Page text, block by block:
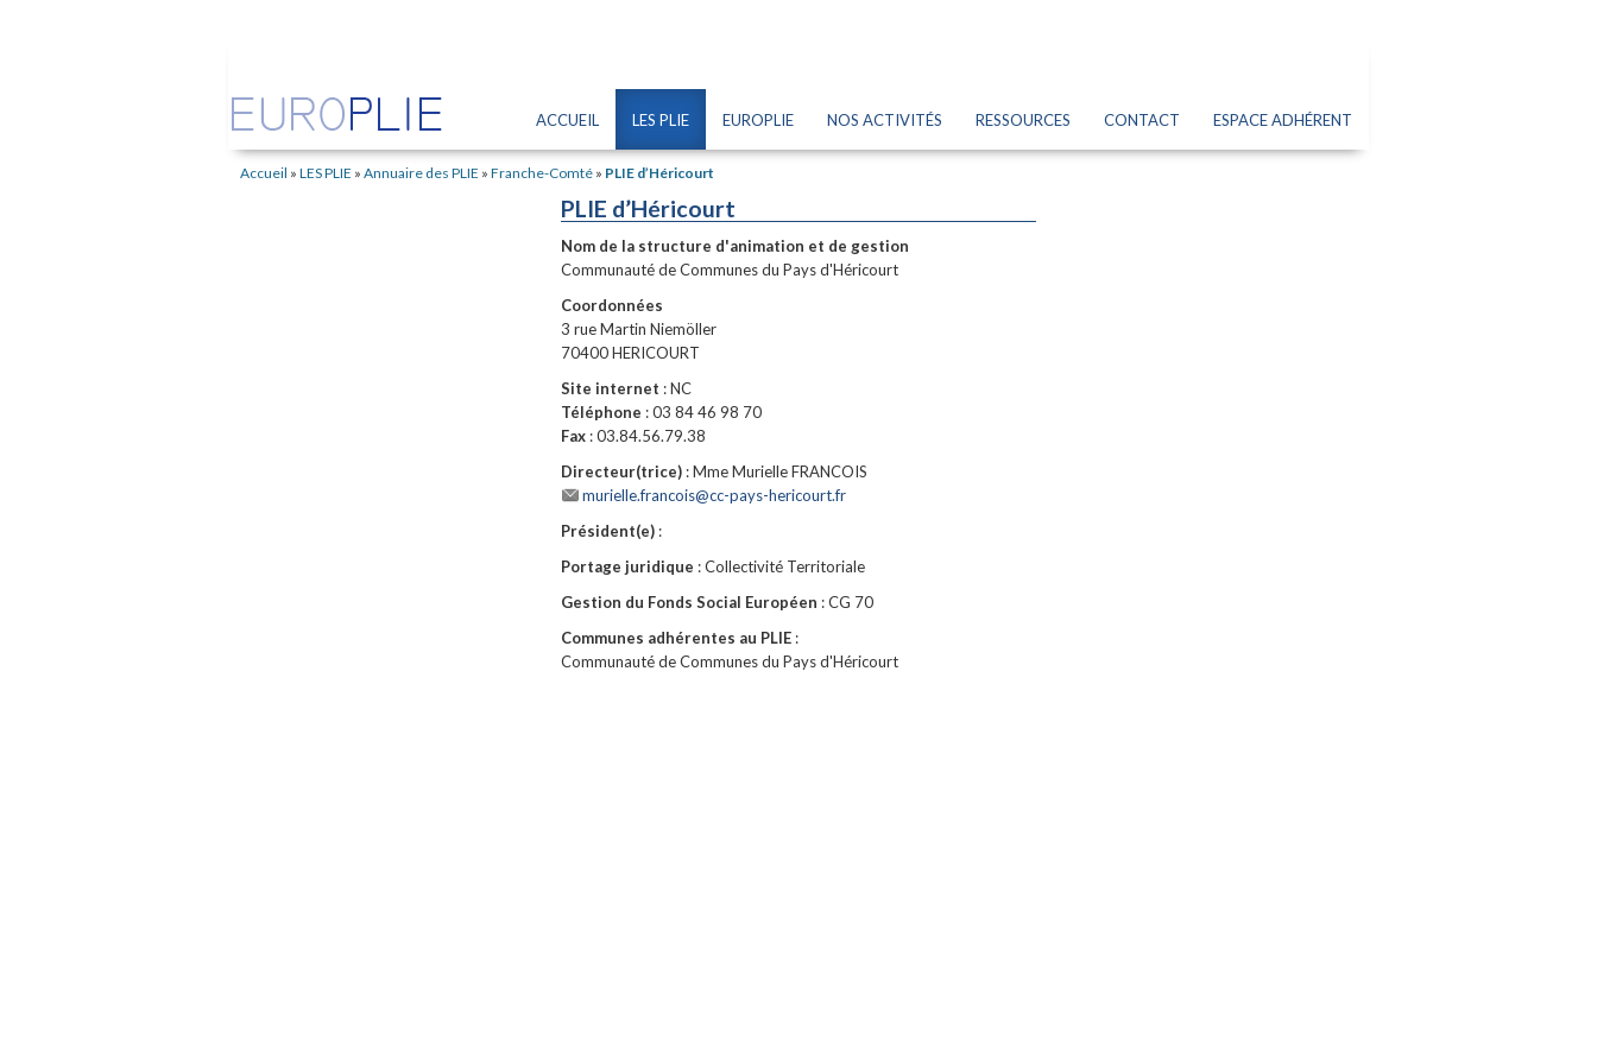
ACCUEIL LES PLIE EUROPLIE NOS ACTIVITÉS RESSOURCES CONTACT ESPACE ADHÉRENT
Accueil » LES PLIE » Annuaire des PLIE » Franche-Comté » PLIE d’Héricourt
PLIE d’Héricourt
Nom de la structure d'animation et de gestion
Communauté de Communes du Pays d'Héricourt
Coordonnées
3 rue Martin Niemöller
70400 HERICOURT
Site internet : NC
Téléphone : 03 84 46 98 70
Fax : 03.84.56.79.38
Directeur(trice) : Mme Murielle FRANCOIS
murielle.francois@cc-pays-hericourt.fr
Président(e) :
Portage juridique : Collectivité Territoriale
Gestion du Fonds Social Européen : CG 70
Communes adhérentes au PLIE :
Communauté de Communes du Pays d'Héricourt